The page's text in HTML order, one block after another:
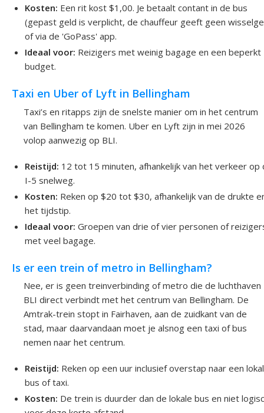
Kosten: Een rit kost $1,00. Je betaalt contant in de bus
(gepast geld is verplicht, de chauffeur geeft geen
of via de 'GoPass' app.
Ideaal voor: Reizigers met weinig bagage en een beperkt
budget.
Taxi en Uber of Lyft in Bellingham
Taxi’s en ritapps zijn de snelste manier om in het centrum
van Bellingham te komen. Uber en Lyft zijn in mei 2026
volop aanwezig op BLI.
Reistijd: 12 tot 15 minuten, afhankelijk van het verkeer op
I-5 snelweg.
Kosten: Reken op $20 tot $30, afhankelijk van de drukte
het tijdstip.
Ideaal voor: Groepen van drie of vier personen of
met veel bagage.
Is er een trein of metro in Bellingham?
Nee, er is geen treinverbinding of metro die de luchthaven
BLI direct verbindt met het centrum van Bellingham. De
Amtrak-trein stopt in Fairhaven, aan de zuidkant van de
stad, maar daarvandaan moet je alsnog een taxi of bus
nemen naar het centrum.
Reistijd: Reken op een uur inclusief overstap naar een
bus of taxi.
Kosten: De trein is duurder dan de lokale bus en niet